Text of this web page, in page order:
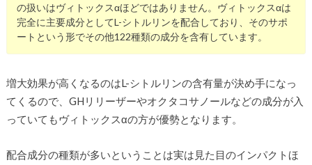
の扱いはヴィトックスαほどではありません。ヴィトックスαは
完全に主要成分としてL-シトルリンを配合しており、そのサポ
ートという形でその他122種類の成分を含有しています。
増大効果が高くなるのはL-シトルリンの含有量が決め手になっ
てくるので、GHリリーザーやオクタコサノールなどの成分が入
っていてもヴィトックスαの方が優勢となります。
配合成分の種類が多いということは実は見た目のインパクトほ